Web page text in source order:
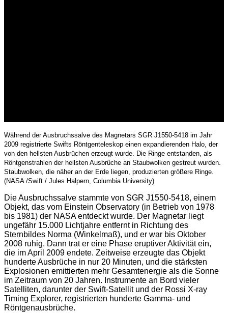
Während der Ausbruchssalve des Magnetars SGR J1550-5418 im Jahr
2009 registrierte Swifts Röntgenteleskop einen expandierenden Halo, der
von den hellsten Ausbrüchen erzeugt wurde. Die Ringe entstanden, als
Röntgenstrahlen der hellsten Ausbrüche an Staubwolken gestreut wurden.
Staubwolken, die näher an der Erde liegen, produzierten größere Ringe.
(NASA /Swift / Jules Halpern, Columbia University)
Die Ausbruchssalve stammte von SGR J1550-5418, einem
Objekt, das vom Einstein Observatory (in Betrieb von 1978
bis 1981) der NASA entdeckt wurde. Der Magnetar liegt
ungefähr 15.000 Lichtjahre entfernt in Richtung des
Sternbildes Norma (Winkelmaß), und er war bis Oktober
2008 ruhig. Dann trat er eine Phase eruptiver Aktivität ein,
die im April 2009 endete. Zeitweise erzeugte das Objekt
hunderte Ausbrüche in nur 20 Minuten, und die stärksten
Explosionen emittierten mehr Gesamtenergie als die Sonne
im Zeitraum von 20 Jahren. Instrumente an Bord vieler
Satelliten, darunter der Swift-Satellit und der Rossi X-ray
Timing Explorer, registrierten hunderte Gamma- und
Röntgenausbrüche.